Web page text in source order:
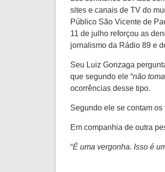
sites e canais de TV do
Público São Vicente de
11 de julho reforçou as
jornalismo da Rádio 89 e
Seu Luiz Gonzaga
que segundo ele “não
ocorrências desse tipo.
Segundo ele se contam
Em companhia de outra
“É uma vergonha. Isso é